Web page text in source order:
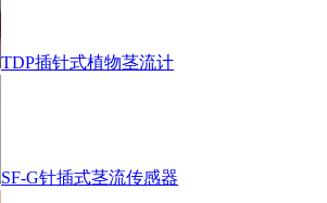
TDP插针式植物茎流计
SF-G针插式茎流传感器